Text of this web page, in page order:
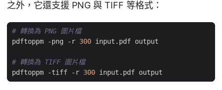
之外，它還支援 PNG 與 TIFF 等格式：
# 轉換為 PNG 圖片檔
pdftoppm -png -r 300
# 轉換為 TIFF 圖片檔
pdftoppm -tiff -r 300